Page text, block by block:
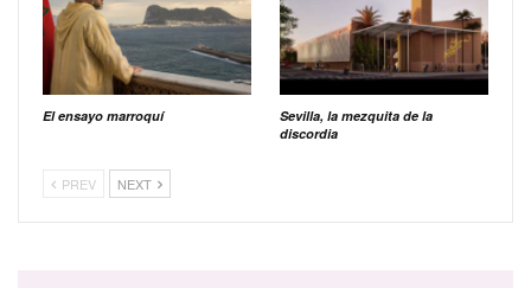
El ensayo marroquí
Sevilla, la mezquita de la
discordia
PREV NEXT